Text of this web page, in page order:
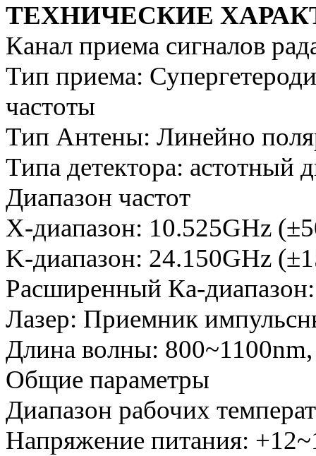
ТЕХНИЧЕСКИЕ
Канал приема сигналов
Тип приема:
частоты
Тип Антены: Линейно
Типа детектора: астотный
Диапазон частот
Х-диапазон: 10.525GHz
K-диапазон: 24.150GHz
Расширенный Ка-
Лазер: Приемник
Длина волны:
Общие параметры
Диапазон рабочих
Напряжение питания: